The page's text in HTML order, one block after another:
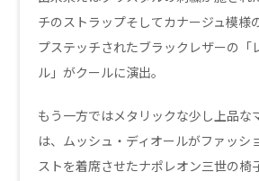
チのストラップそしてカナージュ模様
プステッチされたブラックレザーの「
ル」がクールに演出。
もう一方ではメタリックな少し上品な
は、ムッシュ・ディオールがファッシ
ストを着席させたナポレオン三世の椅